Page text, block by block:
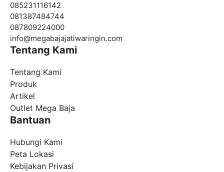
085231116142
081387484744
087809224000
info@megabajajatiwaringin.com
Tentang Kami
Tentang Kami
Produk
Artikel
Outlet Mega Baja
Bantuan
Hubungi Kami
Peta Lokasi
Kebijakan Privasi